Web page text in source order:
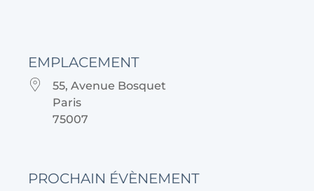
EMPLACEMENT
55, Avenue Bosquet
Paris
75007
PROCHAIN ÉVÈNEMENT